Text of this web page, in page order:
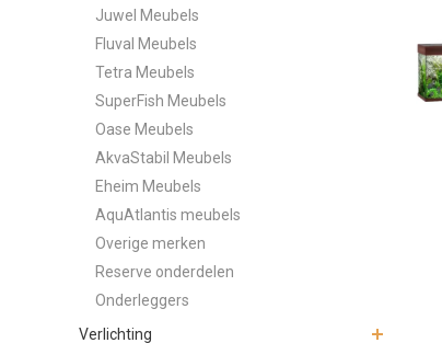
Juwel Meubels
Fluval Meubels
Tetra Meubels
SuperFish Meubels
Oase Meubels
AkvaStabil Meubels
Eheim Meubels
AquAtlantis meubels
Overige merken
Reserve onderdelen
Onderleggers
Verlichting